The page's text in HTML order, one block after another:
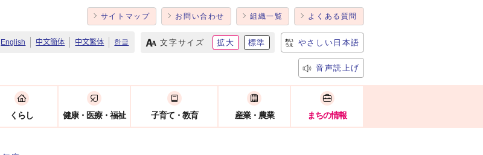
サイトマップ お問い合わせ 組織一覧 よくある質問
English 中文簡体 中文繁体 한글 文字サイズ 拡大 標準 やさしい日本語
音声読上げ
くらし 健康・医療・福祉 子育て・教育 産業・農業 まちの情報